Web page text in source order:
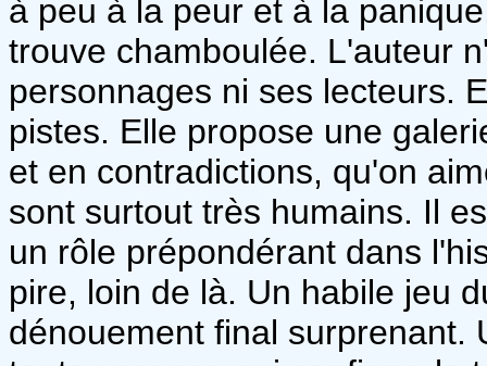
à peu à la peur et à la
trouve chamboulée. L'auteur
personnages ni ses lecteurs.
pistes. Elle propose une
et en contradictions, qu'on
sont surtout très humains. Il
un rôle prépondérant dans
pire, loin de là. Un habile jeu
dénouement final surprenant.